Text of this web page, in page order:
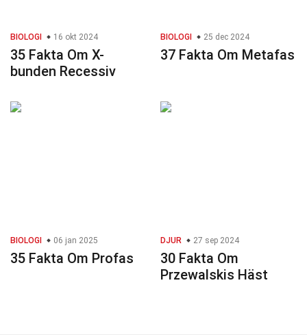
BIOLOGI 16 okt 2024
35 Fakta Om X-
bunden Recessiv
BIOLOGI 25 dec 2024
37 Fakta Om Metafas
BIOLOGI 06 jan 2025
35 Fakta Om Profas
DJUR 27 sep 2024
30 Fakta Om
Przewalskis Häst